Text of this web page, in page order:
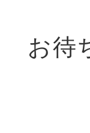
お待